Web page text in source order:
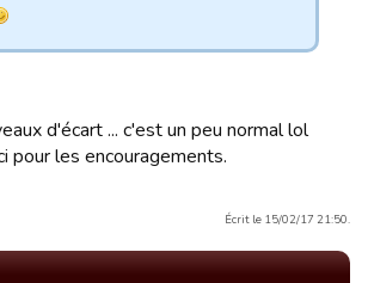
d'écart ... c'est un peu normal lol
pour les encouragements.
Écrit le 15/02/17 21:50.